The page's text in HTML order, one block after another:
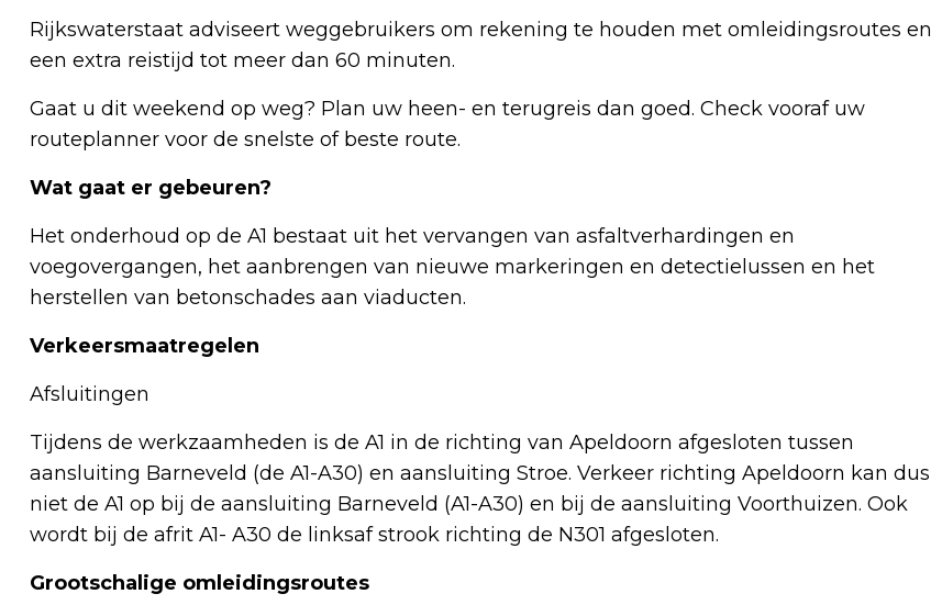
Rijkswaterstaat adviseert weggebruikers om rekening te houden met omleidingsroutes en
een extra reistijd tot meer dan 60 minuten.
Gaat u dit weekend op weg? Plan uw heen- en terugreis dan goed. Check vooraf uw
routeplanner voor de snelste of beste route.
Wat gaat er gebeuren?
Het onderhoud op de A1 bestaat uit het vervangen van asfaltverhardingen en
voegovergangen, het aanbrengen van nieuwe markeringen en detectielussen en het
herstellen van betonschades aan viaducten.
Verkeersmaatregelen
Afsluitingen
Tijdens de werkzaamheden is de A1 in de richting van Apeldoorn afgesloten tussen
aansluiting Barneveld (de A1-A30) en aansluiting Stroe. Verkeer richting Apeldoorn kan dus
niet de A1 op bij de aansluiting Barneveld (A1-A30) en bij de aansluiting Voorthuizen. Ook
wordt bij de afrit A1- A30 de linksaf strook richting de N301 afgesloten.
Grootschalige omleidingsroutes